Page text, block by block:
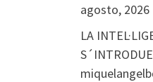
agosto, 2026
LA